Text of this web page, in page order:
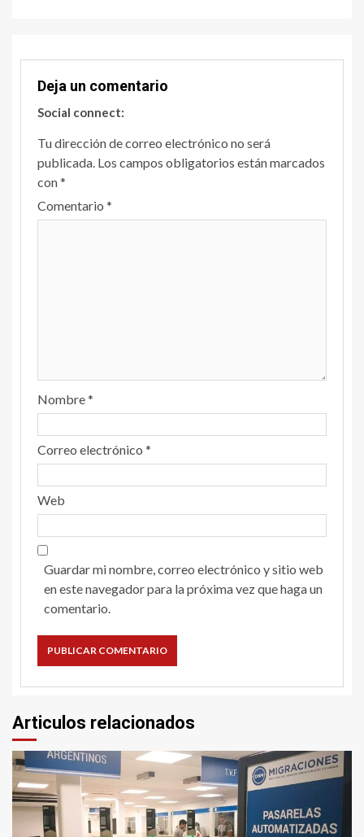
Deja un comentario
Social connect:
Tu dirección de correo electrónico no será
publicada. Los campos obligatorios están marcados
con*
Comentario *
Nombre*
Correo electrónico *
Web
Guardar mi nombre, correo electrónico y sitio web
en este navegador para la próxima vez que haga un
comentario.
Articulos relacionados